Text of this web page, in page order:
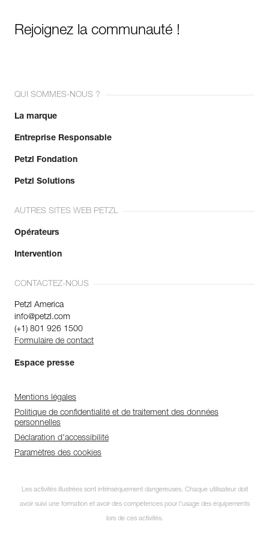
Rejoignez la communauté !
QUI SOMMES-NOUS ?
La marque
Entreprise Responsable
Petzl Fondation
Petzl Solutions
AUTRES SITES WEB PETZL
Opérateurs
Intervention
CONTACTEZ-NOUS
Petzl America
info@petzl.com
(+1) 801 926 1500
Formulaire de contact
Espace presse
Mentions légales
Politique de confidentialité et de traitement des données
personnelles
Déclaration d'accessibilité
Paramètres des cookies
Les activités illustrées sont intrinsèquement dangereuses. Chaque utilisateur doit
avoir suivi une formation et avoir des compétences pour l’usage des équipements
lors de ces activités.